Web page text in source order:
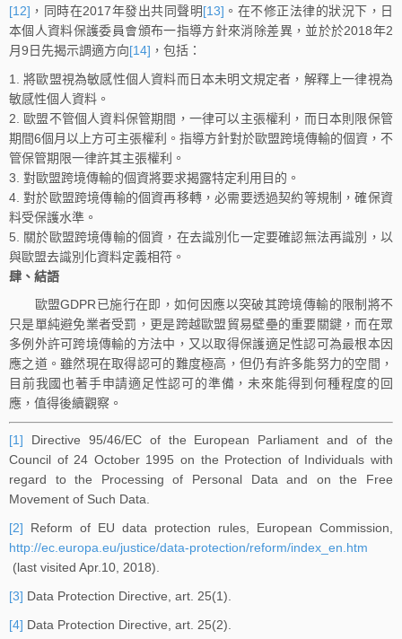
[12] ，同時在2017年發出共同聲明[13] 。在不修正法律的狀況下，日
本個人資料保護委員會頒布一指導方針來消除差異，並於於2018年2
月9日先揭示調適方向[14] ，包括：
將歐盟視為敏感性個人資料而日本未明文規定者，解釋上一律視為
敏感性個人資料。
歐盟不管個人資料保管期間，一律可以主張權利，而日本則限保管
期間6個月以上方可主張權利。指導方針對於歐盟跨境傳輸的個資，不
管保管期限一律許其主張權利。
對歐盟跨境傳輸的個資將要求揭露特定利用目的。
對於歐盟跨境傳輸的個資再移轉，必需要透過契約等規制，確保資
料受保護水準。
關於歐盟跨境傳輸的個資，在去識別化一定要確認無法再識別，以
與歐盟去識別化資料定義相符。
肆、結語
歐盟GDPR已施行在即，如何因應以突破其跨境傳輸的限制將不
只是單純避免業者受罰，更是跨越歐盟貿易壁壘的重要關鍵，而在眾
多例外許可跨境傳輸的方法中，又以取得保護適足性認可為最根本因
應之道。雖然現在取得認可的難度極高，但仍有許多能努力的空間，
目前我國也著手申請適足性認可的準備，未來能得到何種程度的回
應，值得後續觀察。
[1] Directive 95/46/EC of the European Parliament and of the
Council of 24 October 1995 on the Protection of Individuals with
regard to the Processing of Personal Data and on the Free
Movement of Such Data.
[2] Reform of EU data protection rules, European Commission,
http://ec.europa.eu/justice/data-protection/reform/index_en.htm
(last visited Apr.10, 2018).
[3] Data Protection Directive, art. 25(1).
[4] Data Protection Directive, art. 25(2).